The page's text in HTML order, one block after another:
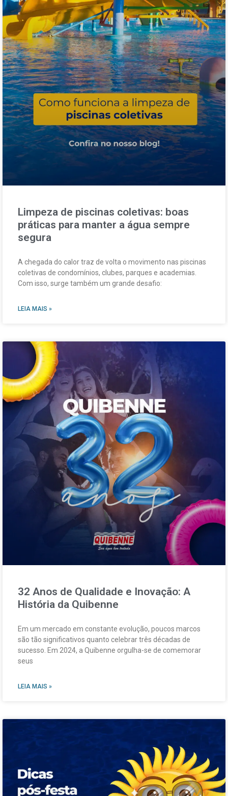
Limpeza de piscinas coletivas: boas
práticas para manter a água sempre
segura
A chegada do calor traz de volta o movimento nas piscinas
coletivas de condomínios, clubes, parques e academias.
Com isso, surge também um grande desafio:
LEIA MAIS »
32 Anos de Qualidade e Inovação: A
História da Quibenne
Em um mercado em constante evolução, poucos marcos
são tão significativos quanto celebrar três décadas de
sucesso. Em 2024, a Quibenne orgulha-se de comemorar
seus
LEIA MAIS »